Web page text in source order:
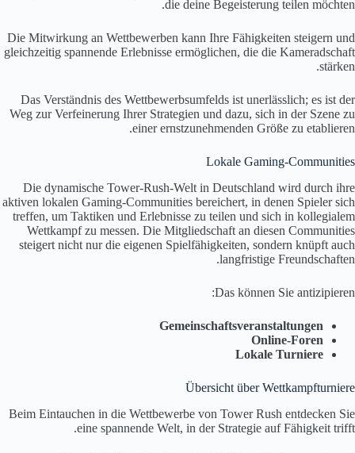
die deine Begeisterung teilen möchten.
Die Mitwirkung an Wettbewerben kann Ihre Fähigkeiten steigern und
gleichzeitig spannende Erlebnisse ermöglichen, die die Kameradschaft
stärken.
Das Verständnis des Wettbewerbsumfelds ist unerlässlich; es ist der
Weg zur Verfeinerung Ihrer Strategien und dazu, sich in der Szene zu
einer ernstzunehmenden Größe zu etablieren.
Lokale Gaming-Communities
Die dynamische Tower-Rush-Welt in Deutschland wird durch ihre
aktiven lokalen Gaming-Communities bereichert, in denen Spieler sich
treffen, um Taktiken und Erlebnisse zu teilen und sich in kollegialem
Wettkampf zu messen. Die Mitgliedschaft an diesen Communities
steigert nicht nur die eigenen Spielfähigkeiten, sondern knüpft auch
langfristige Freundschaften.
Das können Sie antizipieren:
Gemeinschaftsveranstaltungen
Online-Foren
Lokale Turniere
Übersicht über Wettkampfturniere
Beim Eintauchen in die Wettbewerbe von Tower Rush entdecken Sie
eine spannende Welt, in der Strategie auf Fähigkeit trifft.